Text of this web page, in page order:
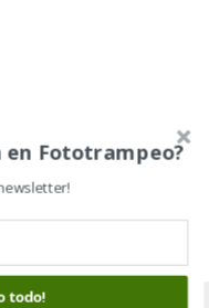
Fototrampeo?
todo!